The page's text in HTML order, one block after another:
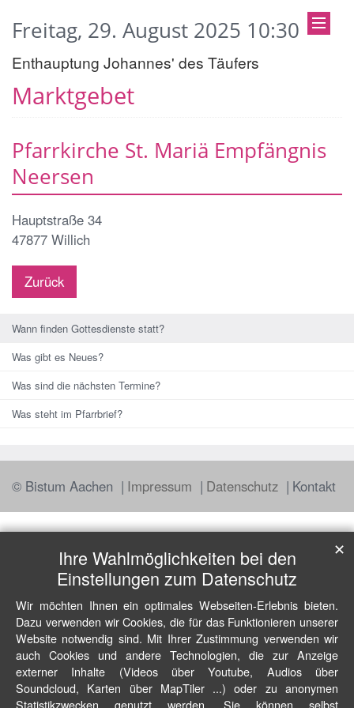
Marktgebet
Freitag, 29. August 2025 10:30
Enthauptung Johannes' des Täufers
Pfarrkirche St. Mariä Empfängnis
Neersen
Hauptstraße 34
47877 Willich
Zurück
Wann finden Gottesdienste statt?
Was gibt es Neues?
Was sind die nächsten Termine?
Was steht im Pfarrbrief?
© Bistum Aachen Impressum Datenschutz Kontakt
Ihre Wahlmöglichkeiten bei den
Einstellungen zum Datenschutz
Wir möchten Ihnen ein optimales Webseiten-Erlebnis bieten.
Dazu verwenden wir Cookies, die für das Funktionieren unserer
Website notwendig sind. Mit Ihrer Zustimmung verwenden wir
auch Cookies und andere Technologien, die zur Anzeige
externer Inhalte (Videos über Youtube, Audios über
Soundcloud, Karten über MapTiler ...) oder zu anonymen
Statistikzwecken genutzt werden. Sie können selbst
✕